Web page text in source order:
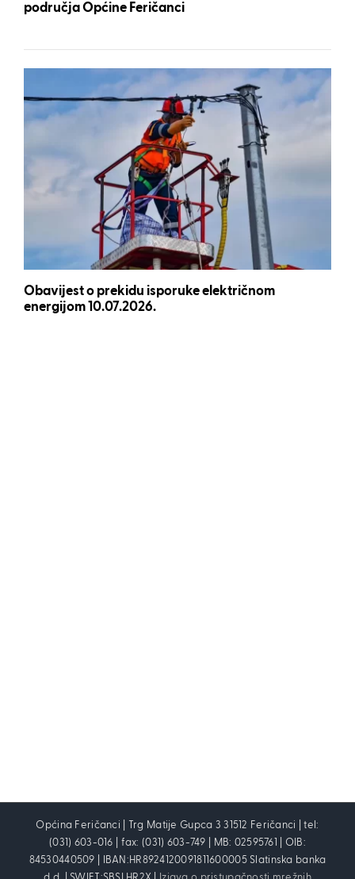
područja Općine Feričanci
Obavijest o prekidu isporuke električnom
energijom 10.07.2026.
Općina Feričanci | Trg Matije Gupca 3 31512 Feričanci | tel:
(031) 603-016 | fax: (031) 603-749 | MB: 02595761 | OIB:
84530440509 | IBAN:HR8924120091811600005 Slatinska banka